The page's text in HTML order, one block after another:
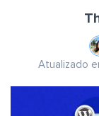
Atualizado